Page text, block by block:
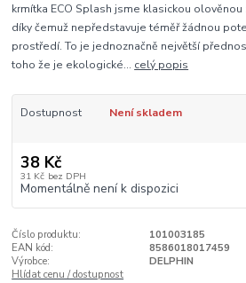
krmítka ECO Splash jsme klasickou
díky čemuž nepředstavuje téměř žádnou
prostředí. To je jednoznačně největší
toho že je ekologické... celý popis
Dostupnost Není skladem
38 Kč
31 Kč bez DPH
Momentálně není k dispozici
Číslo produktu:
101003185
EAN kód:
8586018017459
Výrobce:
DELPHIN
Hlídat cenu / dostupnost